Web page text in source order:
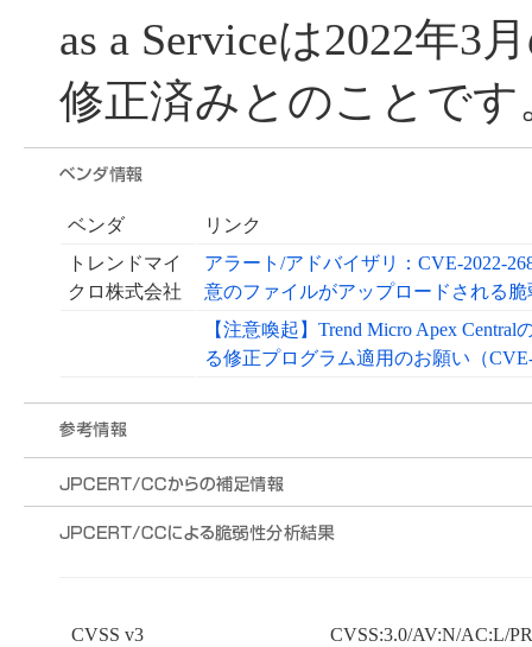
as a Serviceは2022年3
修正済みとのことです
ベンダ
リンク
トレンドマイ
クロ株式会社
アラート/アドバイザリ：CVE-2022-
意のファイルがアップロードされる脆
【注意喚起】Trend Micro Apex
る修正プログラム適用のお願い（
CVSS v3 CVSS:3.0/AV:N/AC:L/